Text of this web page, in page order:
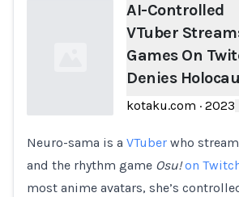
Loading...
AI-Controlled
VTuber
Games On
Denies
kotaku.com · 2023
Neuro-sama is a VTuber who
and the rhythm game Osu! on
most anime avatars, she’s